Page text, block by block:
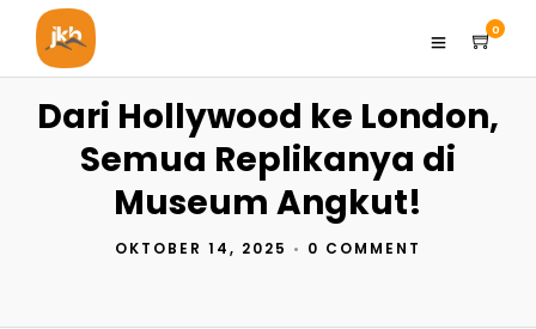
0
Dari Hollywood ke London,
Semua Replikanya di
Museum Angkut!
OKTOBER 14, 2025 • 0 COMMENT